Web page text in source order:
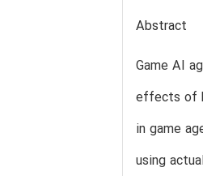
Abstract
Game AI
effects of
in game
using